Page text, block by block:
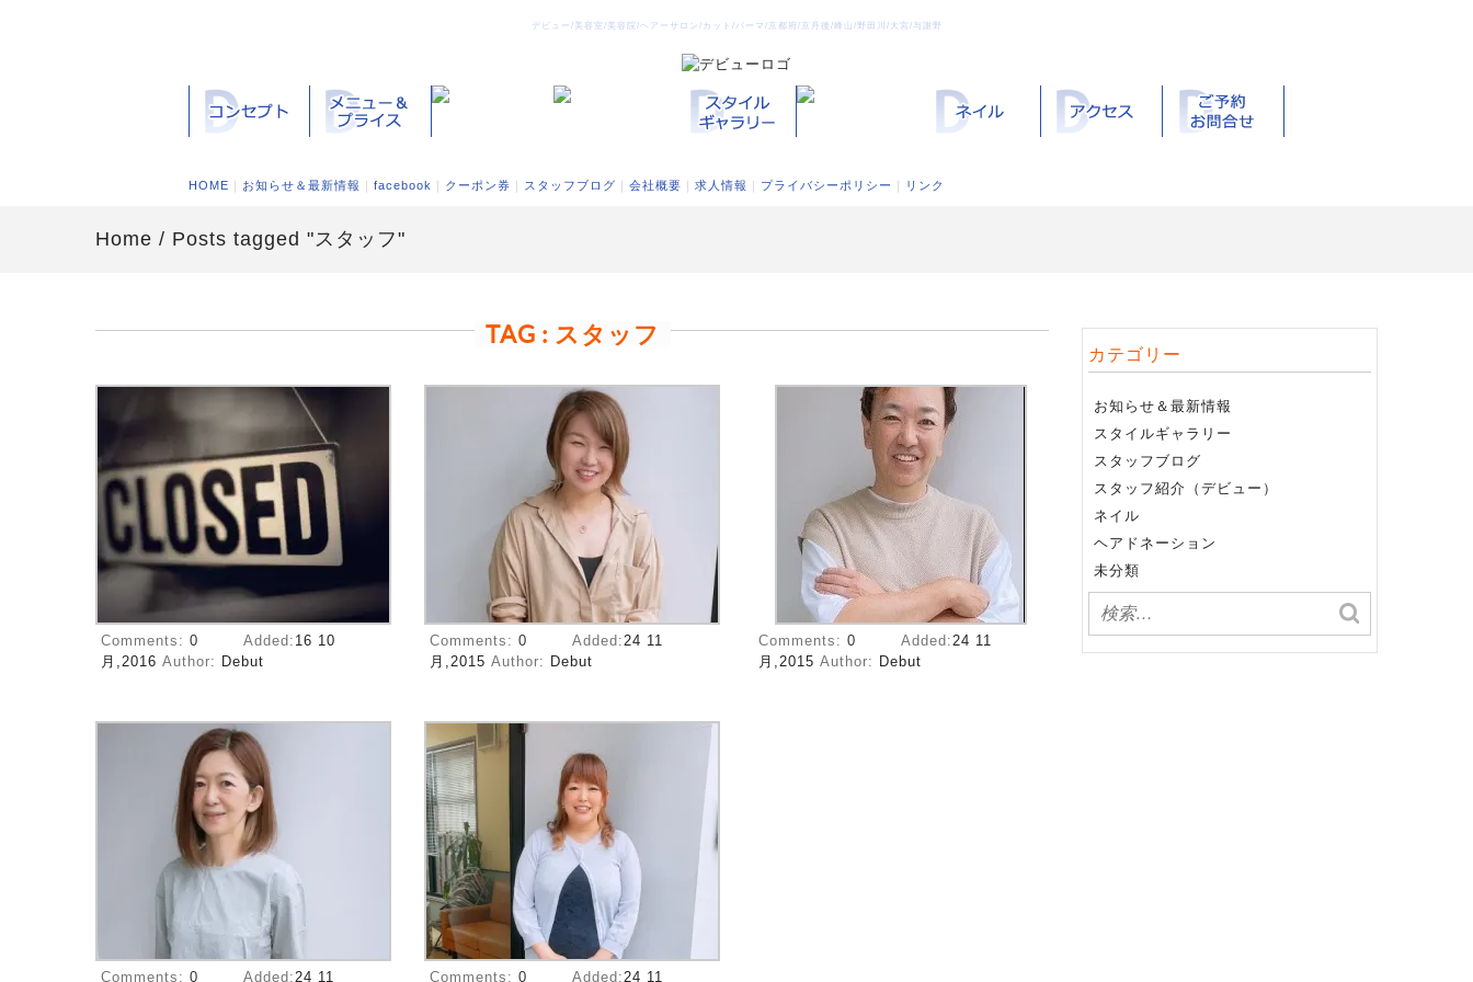
デビュー/美容室/美容院/ヘアーサロン/カット/パーマ/京都府/京丹後/峰山/野田川/大宮/与謝野
HOME ｜ お知らせ＆最新情報 ｜ facebook ｜ クーポン券 ｜ スタッフブログ ｜ 会社概要 ｜ 求人情報 ｜ プライバシーポリシー ｜ リンク
Home / Posts tagged "スタッフ"
TAG : スタッフ
Comments: 0 Added: 16 10
月,2016 Author: Debut
Comments: 0 Added: 24 11
月,2015 Author: Debut
Comments: 0 Added: 24 11
月,2015 Author: Debut
Comments: 0 Added: 24 11 Comments: 0 Added: 24 11
カテゴリー
お知らせ＆最新情報
スタイルギャラリー
スタッフブログ
スタッフ紹介（デビュー）
ネイル
ヘアドネーション
未分類